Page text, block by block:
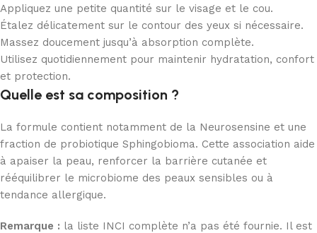
Appliquez une petite quantité sur le visage et le cou.
Étalez délicatement sur le contour des yeux si nécessaire.
Massez doucement jusqu’à absorption complète.
Utilisez quotidiennement pour maintenir hydratation, confort
et protection.
Quelle est sa composition ?
La formule contient notamment de la Neurosensine et une
fraction de probiotique Sphingobioma. Cette association aide
à apaiser la peau, renforcer la barrière cutanée et
rééquilibrer le microbiome des peaux sensibles ou à
tendance allergique.
Remarque : la liste INCI complète n’a pas été fournie. Il est